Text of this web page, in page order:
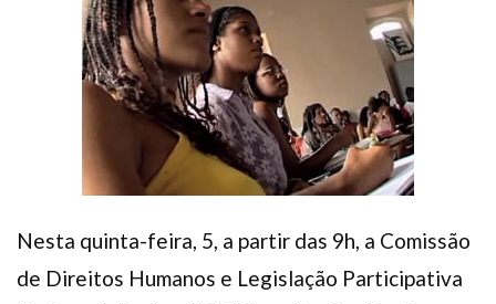
Nesta quinta-feira, 5, a partir das 9h, a Comissão
de Direitos Humanos e Legislação Participativa
Plano de Saúde
Assistência Funeral
Pós-graduação
InstagramTwitter YoutubeTikTok Whatsapp